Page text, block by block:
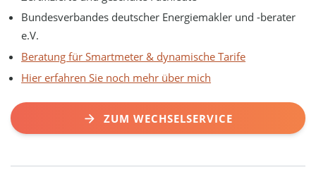
Bundesverbandes deutscher Energiemakler und -berater
e.V.
Beratung für Smartmeter & dynamische Tarife
Hier erfahren Sie noch mehr über mich
ZUM WECHSELSERVICE